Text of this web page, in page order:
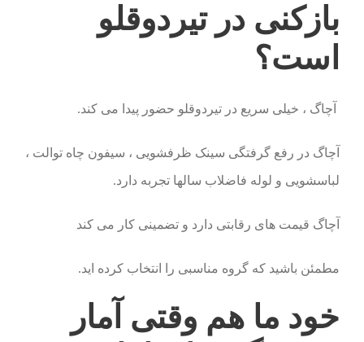
بازکنی در تیردوقلو
است؟
آچاگ ، خیلی سریع در تیردوقلو حضور پیدا می کند.
آچاگ در رفع گرفتگی سینک ظرفشویی ، سیفون چاه توالت ،
لباسشویی و لوله فاضلاب سالها تجربه دارد.
آچاگ قیمت های رقابتی دارد و تضمینی کار می کند
مطمئن باشید که گروه مناسبی را انتخاب کرده اید.
خود ما هم وقتی آمار